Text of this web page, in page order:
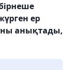
ер
анықтады,